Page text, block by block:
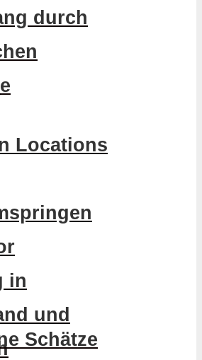
durch
Locations
in
und
Schätze